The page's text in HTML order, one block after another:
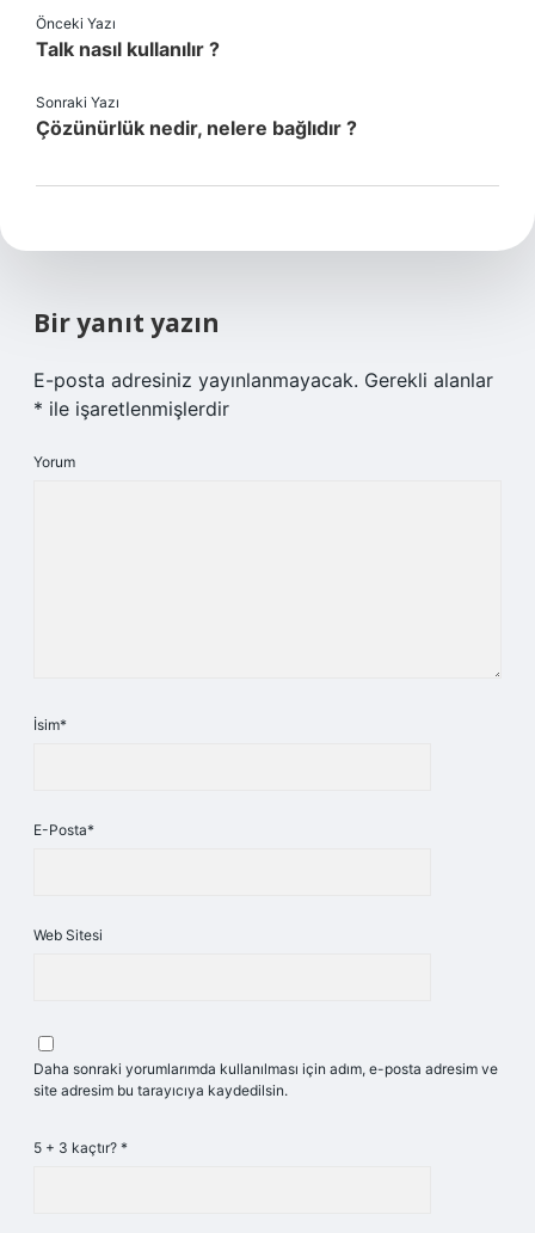
Önceki Yazı
Talk nasıl kullanılır ?
Sonraki Yazı
Çözünürlük nedir, nelere bağlıdır ?
Bir yanıt yazın
E-posta adresiniz yayınlanmayacak. Gerekli alanlar
* ile işaretlenmişlerdir
Yorum
İsim*
E-Posta*
Web Sitesi
Daha sonraki yorumlarımda kullanılması için adım, e-posta adresim ve
site adresim bu tarayıcıya kaydedilsin.
5 + 3 kaçtır? *